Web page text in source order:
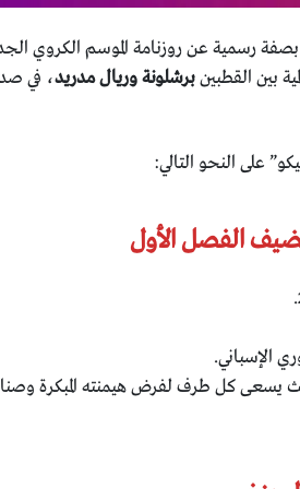
بصفة رسمية عن روزنامة الموسم الكروي
بين القطبينبرشلونة وريال مدريد، في
على النحو التالي:
الفصل الأول
يسعى كل طرف لفرض هيمنته المبكرة